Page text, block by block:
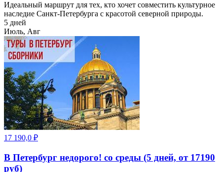
Идеальный маршрут для тех, кто хочет совместить культурное
наследие Санкт-Петербурга с красотой северной природы.
5 дней
Июль, Авг
17 190,0 ₽
В Петербург недорого! со среды (5 дней, от 17190
руб)